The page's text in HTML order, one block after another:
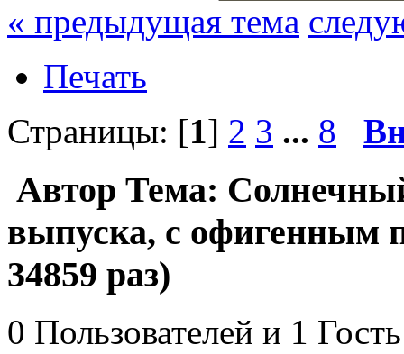
« предыдущая тема
Печать
Страницы: [1] 2 3 ... 8
Автор Тема:
выпуска, с офигенным
34859 раз)
0 Пользователей и 1